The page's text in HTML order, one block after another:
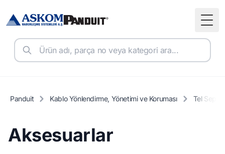
Panduit Kablo Yönlendirme, Yönetimi ve Koruması Tel Sepet
Aksesuarlar